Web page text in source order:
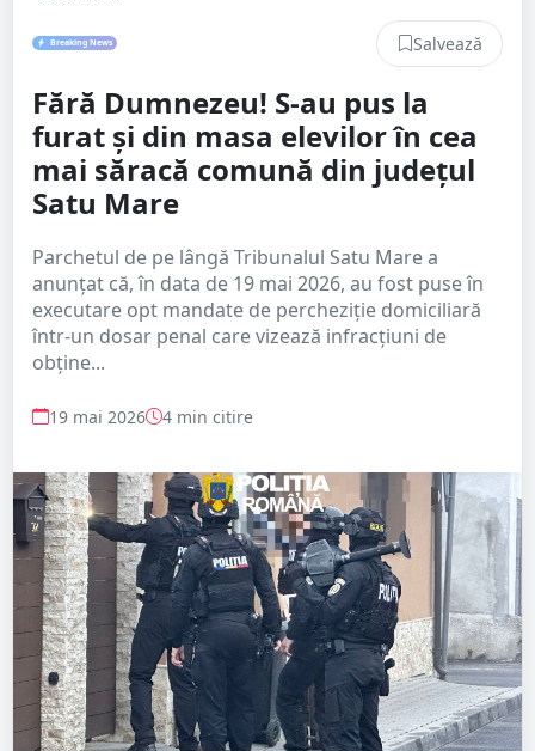
Breaking News Salvează
Fără Dumnezeu! S-au pus la
furat și din masa elevilor în cea
mai săracă comună din județul
Satu Mare
Parchetul de pe lângă Tribunalul Satu Mare a
anunțat că, în data de 19 mai 2026, au fost puse în
executare opt mandate de percheziție domiciliară
într-un dosar penal care vizează infracțiuni de
obține...
19 mai 2026 4 min citire